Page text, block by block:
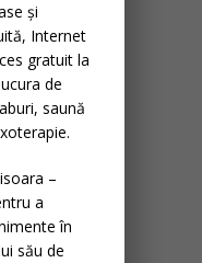
și
Internet
gratuit la
de
saună
–
a
în
său de